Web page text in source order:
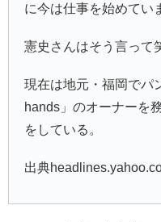
に今は仕事を始めてい
憲史さんはそう言って
現在は地元・福岡で
hands」のオーナーを
をしている。
出典